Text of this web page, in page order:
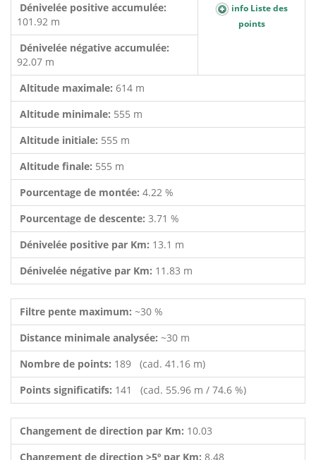
Dénivelée positive accumulée:
101.92 m
info Liste des
points
Dénivelée négative accumulée:
92.07 m
Altitude maximale: 614 m
Altitude minimale: 555 m
Altitude initiale: 555 m
Altitude finale: 555 m
Pourcentage de montée: 4.22 %
Pourcentage de descente: 3.71 %
Dénivelée positive par Km: 13.1 m
Dénivelée négative par Km: 11.83 m
Filtre pente maximum: ~30 %
Distance minimale analysée: ~30 m
Nombre de points: 189 (cad. 41.16 m)
Points significatifs: 141 (cad. 55.96 m / 74.6 %)
Changement de direction par Km: 10.03
Changement de direction >5º par Km: 8.48